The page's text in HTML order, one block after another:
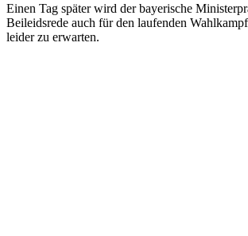
Einen Tag später wird der bayerische
Beileidsrede auch für den laufenden
leider zu erwarten.